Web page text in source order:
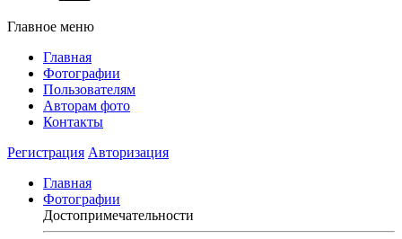
Главное меню
Главная
Фотографии
Пользователям
Авторам фото
Контакты
Регистрация Авторизация
Главная
Фотографии
Достопримечательности